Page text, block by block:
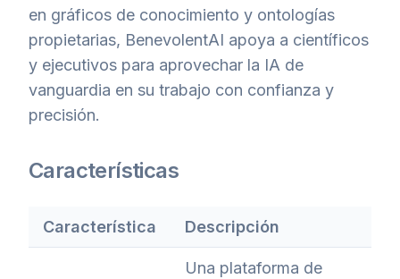
en gráficos de conocimiento y ontologías
propietarias, BenevolentAI apoya a científicos
y ejecutivos para aprovechar la IA de
vanguardia en su trabajo con confianza y
precisión.
Características
Característica Descripción
Una plataforma de